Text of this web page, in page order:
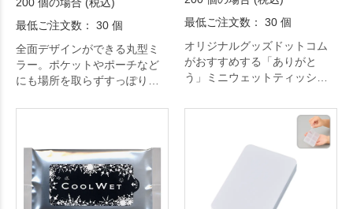
最低ご注文数： 30 個
全面デザインができる丸型ミ
ラー。ポケットやポーチなど
にも場所を取らずすっぽり収
ない缶ミラーは、配布しやす
テムです。
最低ご注文数： 30 個
オリジナルグッズドットコム
がおすすめする「ありがと
う」ミニウェットティッシュ
キグッズ！お礼メッセージ付
きで気持ちが伝わります！。
日々の生活をちょっぴり豊か
にするアイテムです。